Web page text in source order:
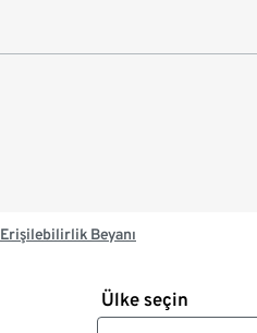
Erişilebilirlik Beyanı
Ülke seçin